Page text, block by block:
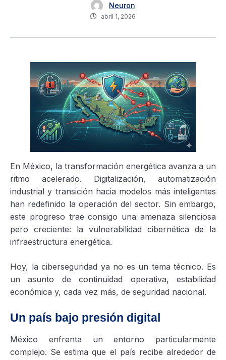
Neuron
abril 1, 2026
En México, la transformación energética avanza a un
ritmo acelerado. Digitalización, automatización
industrial y transición hacia modelos más inteligentes
han redefinido la operación del sector. Sin embargo,
este progreso trae consigo una amenaza silenciosa
pero creciente: la vulnerabilidad cibernética de la
infraestructura energética.
Hoy, la ciberseguridad ya no es un tema técnico. Es
un asunto de continuidad operativa, estabilidad
económica y, cada vez más, de seguridad nacional.
Un país bajo presión digital
México enfrenta un entorno particularmente
complejo. Se estima que el país recibe alrededor de